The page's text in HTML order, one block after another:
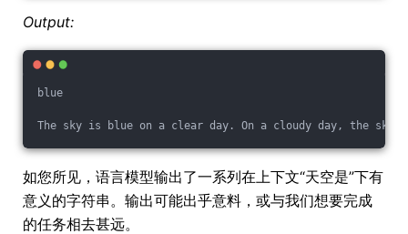
Output:
blue
The sky is blue on a clear day. On a cloudy day, the sky
如您所见，语言模型输出了一系列在上下文“天空是”下有
意义的字符串。输出可能出乎意料，或与我们想要完成
的任务相去甚远。